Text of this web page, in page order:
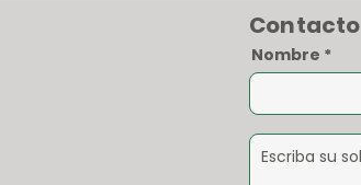
Contacto
Nombre